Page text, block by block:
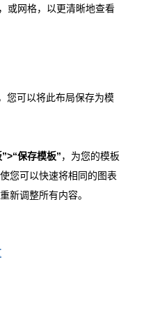
或网格，以更清晰地查看
您可以将此布局保存为模
”>“保存模板”，为您的模板
您可以快速将相同的图表
新调整所有内容。